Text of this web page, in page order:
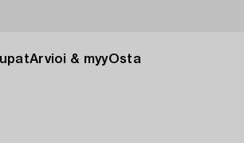
Arvioi & myyOsta